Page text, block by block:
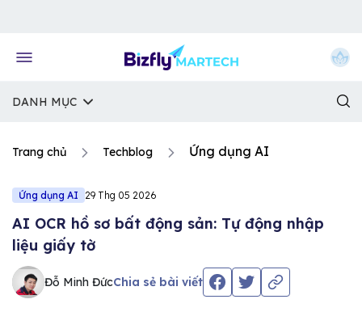
DANH MỤC
Trang chủ Techblog Ứng dụng AI
Ứng dụng AI 29 Thg 05 2026
AI OCR hồ sơ bất động sản: Tự động nhập
liệu giấy tờ
Đỗ Minh ĐứcChia sẻ bài viết